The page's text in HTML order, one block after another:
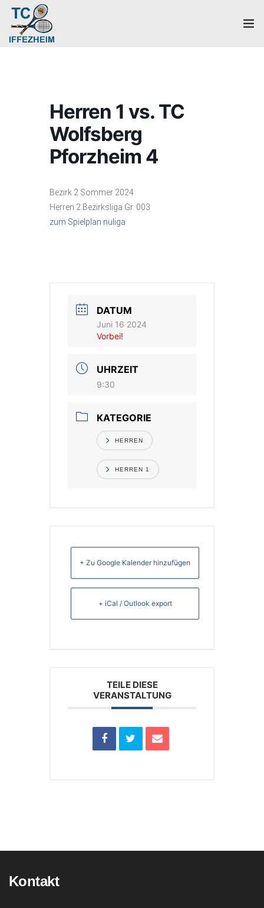
Herren 1 vs. TC
Wolfsberg
Pforzheim 4
Bezirk 2 Sommer 2024
Herren 2.Bezirksliga Gr. 003
zum Spielplan nuliga
DATUM
Juni 16 2024
Vorbei!
UHRZEIT
9:30
KATEGORIE
HERREN
HERREN 1
+ Zu Google Kalender hinzufügen
+ iCal / Outlook export
TEILE DIESE
VERANSTALTUNG
Kontakt